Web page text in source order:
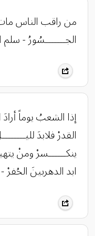
من راقب الناس
الجـــــــسُورُ -
إذا الشعبُ يوماً
القدرْ فلابدَ
ينكــــــسرْ ومنْ
ابد الدهربينَ